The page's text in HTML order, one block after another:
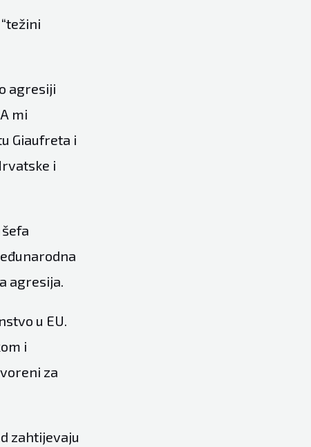
agresiji
mi
Giaufreta i
i
agresija.
u EU.
i
za
zahtijevaju